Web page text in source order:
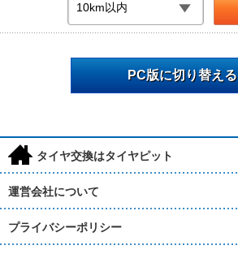
PC版に切り替える
h タイヤ交換はタイヤピット
運営会社について
プライバシーポリシー